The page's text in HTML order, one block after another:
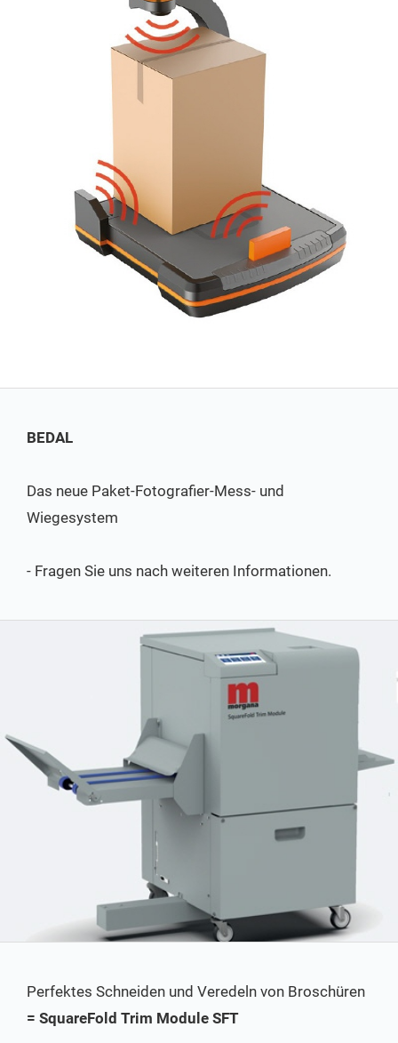
BEDAL
Das neue Paket-Fotografier-Mess- und
Wiegesystem
- Fragen Sie uns nach weiteren Informationen.
Perfektes Schneiden und Veredeln von Broschüren
= SquareFold Trim Module SFT